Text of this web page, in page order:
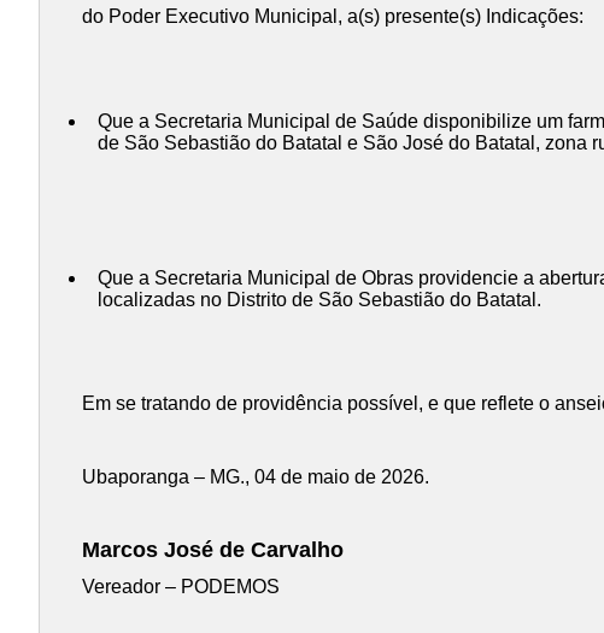
do Poder Executivo Municipal, a(s) presente(s) Indicações:
Que a Secretaria Municipal de Saúde disponibilize um
de São Sebastião do Batatal e São José do Batatal, zona
Que a Secretaria Municipal de Obras providencie a
localizadas no Distrito de São Sebastião do Batatal.
Em se tratando de providência possível, e que reflete o
Ubaporanga – MG., 04 de maio de 2026.
Marcos José de Carvalho
Vereador – PODEMOS